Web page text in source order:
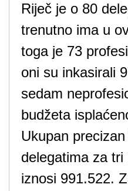
Riječ je o 80
trenutno ima u
toga je 73
oni su inkasirali
sedam
budžeta
Ukupan
delegatima za
iznosi 991.522.